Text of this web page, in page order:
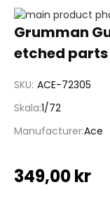
Grumman
etched parts
SKU ACE-72305
Skala 1/72
ManufacturerAce
349,00 kr
Hoppa
till
av
Hoppa
början
bildgalleriet